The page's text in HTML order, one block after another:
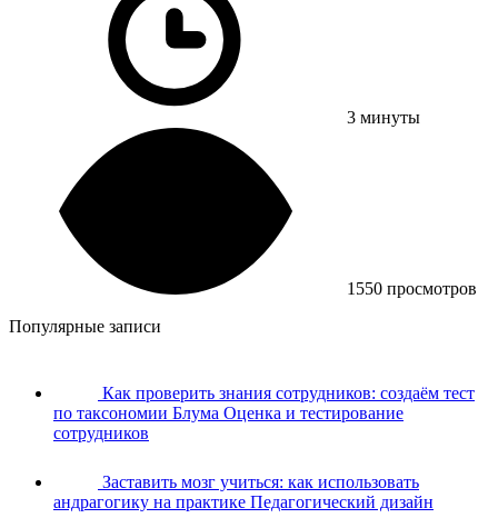
3 минуты
1550 просмотров
Популярные записи
Как проверить знания сотрудников: создаём тест
по таксономии Блума Оценка и тестирование
сотрудников
Заставить мозг учиться: как использовать
андрагогику на практике Педагогический дизайн